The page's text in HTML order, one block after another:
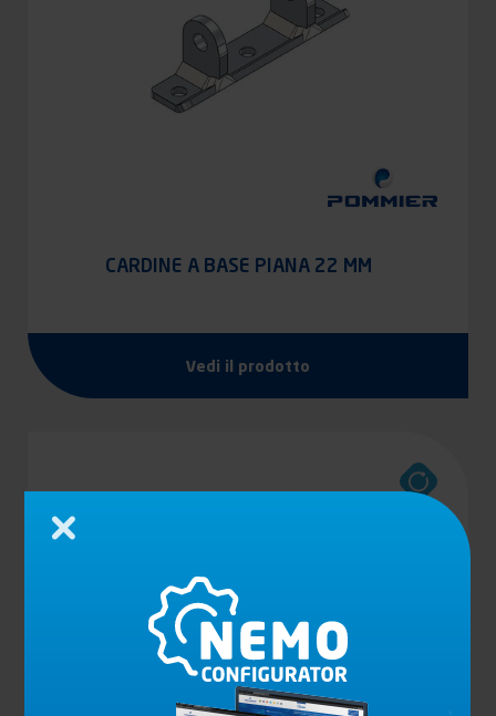
CARDINE A BASE PIANA 22 MM
Vedi il prodotto